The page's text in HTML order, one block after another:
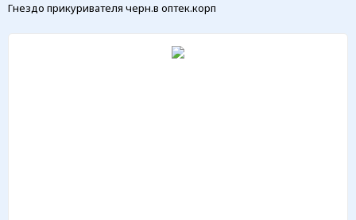
Гнездо прикуривателя черн.в оптек.корп